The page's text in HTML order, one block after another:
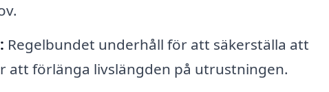
Regelbundet underhåll för att säkerställa att
att förlänga livslängden på utrustningen.